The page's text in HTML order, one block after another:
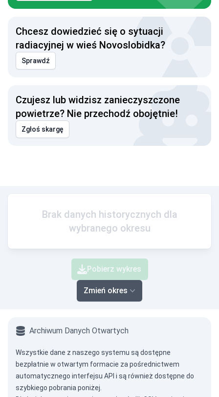
Chcesz dowiedzieć się o sytuacji
radiacyjnej w wieś Novoslobidka?
Sprawdź
Czujesz lub widzisz zanieczyszczone
powietrze? Nie przechodź obojętnie!
Zgłoś skargę
Brak danych historycznych dla
wybranego okresu
Pobierz wykres
Zmień okres
Archiwum Danych Otwartych
Wszystkie dane z naszego systemu są dostępne
bezpłatnie w otwartym formacie za pośrednictwem
automatycznego interfejsu API i są również dostępne do
szybkiego pobrania poniżej.